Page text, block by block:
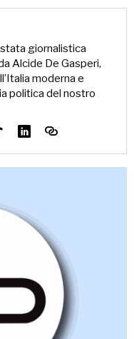
giornalistica
Alcide De Gasperi,
moderna e
politica del nostro